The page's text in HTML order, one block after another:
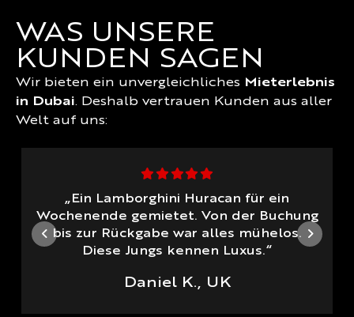
WAS UNSERE
KUNDEN SAGEN
Wir bieten ein unvergleichliches Mieterlebnis
in Dubai. Deshalb vertrauen Kunden aus aller
Welt auf uns:
Daniel K., UK
„Ein Lamborghini Huracan für ein
Wochenende gemietet. Von der Buchung
bis zur Rückgabe war alles mühelos.
Diese Jungs kennen Luxus.“